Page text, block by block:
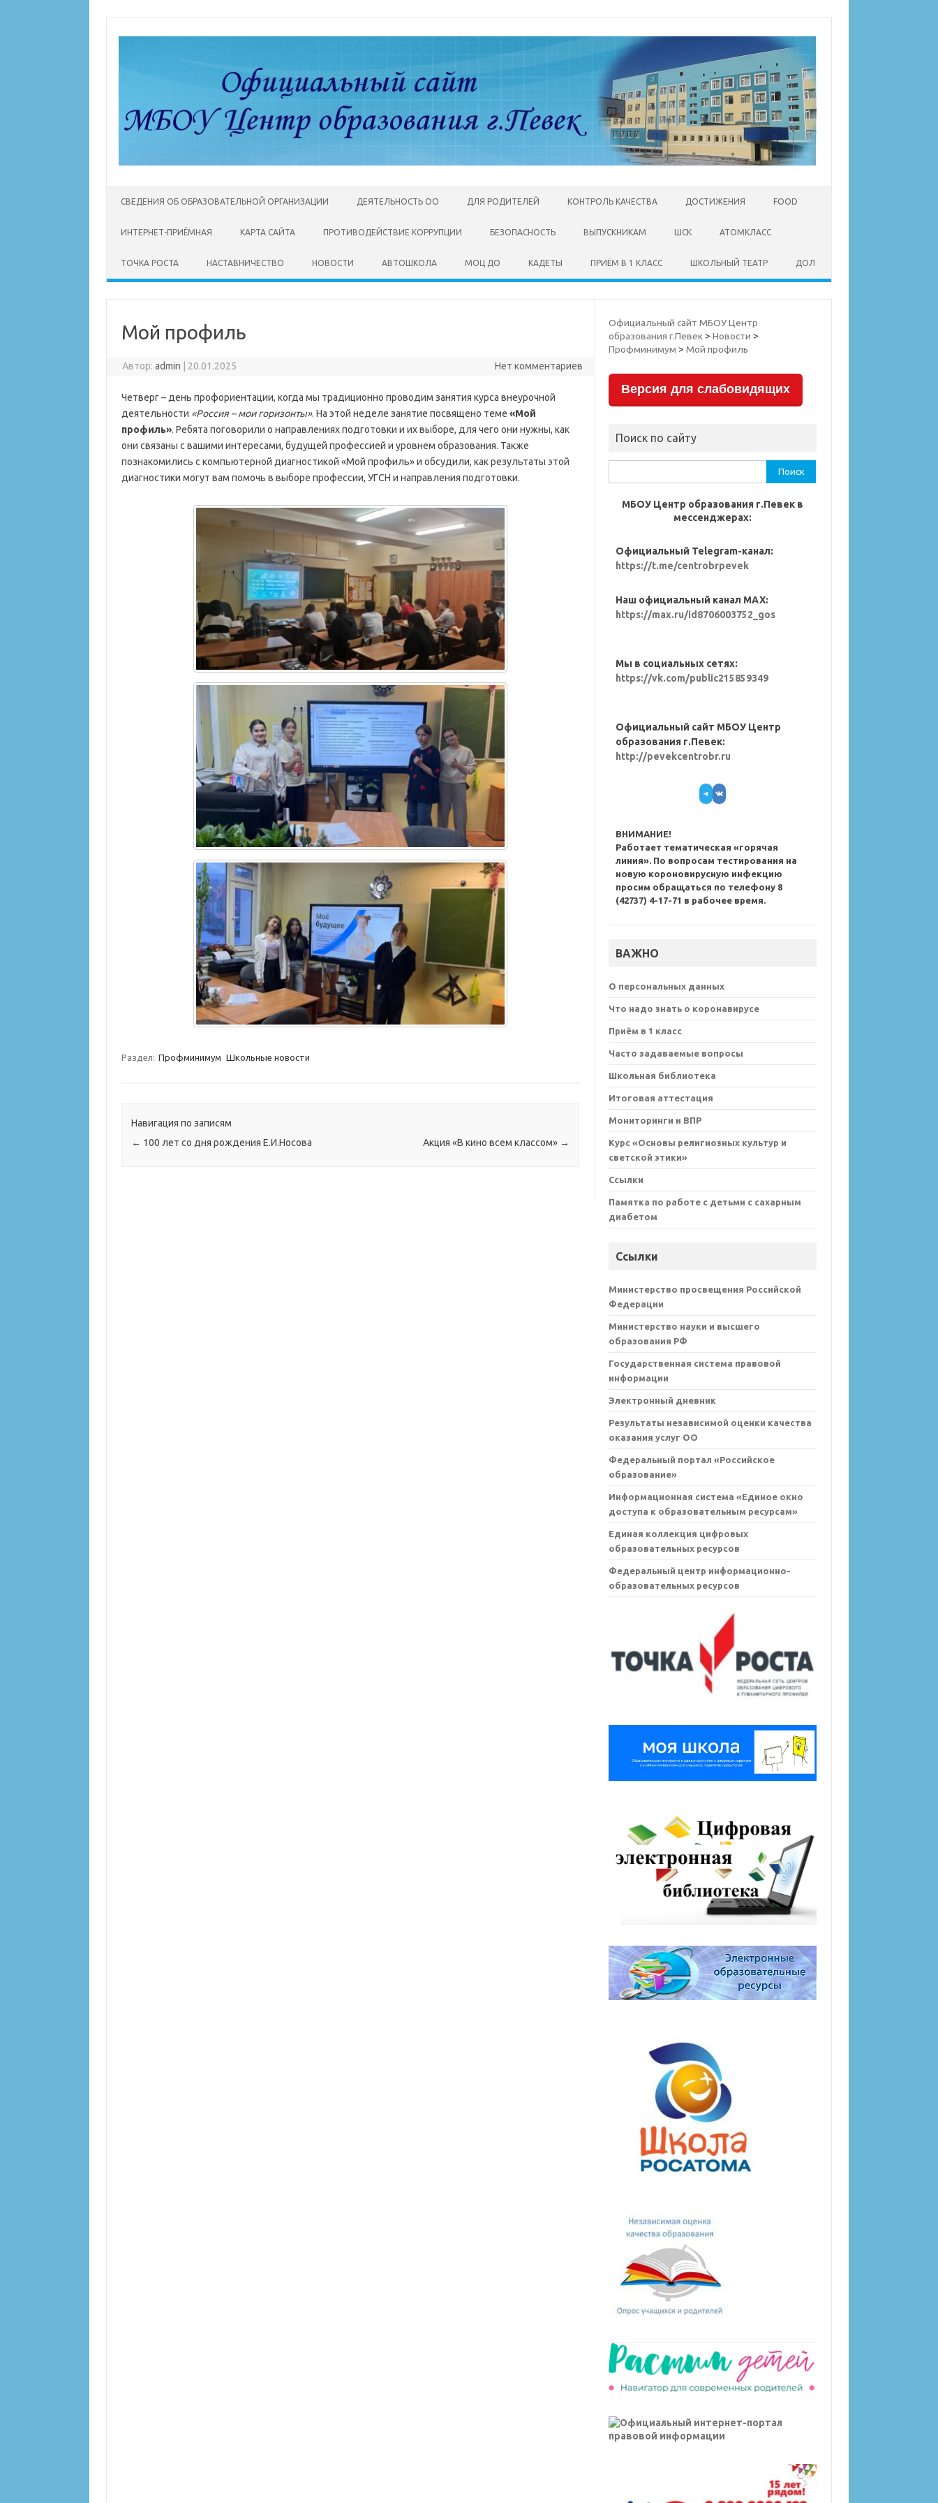
СВЕДЕНИЯ ОБ ОБРАЗОВАТЕЛЬНОЙ ОРГАНИЗАЦИИ ДЕЯТЕЛЬНОСТЬ ОО ДЛЯ РОДИТЕЛЕЙ КОНТРОЛЬ КАЧЕСТВА ДОСТИЖЕНИЯ FOOD
ИНТЕРНЕТ-ПРИЁМНАЯ КАРТА САЙТА ПРОТИВОДЕЙСТВИЕ КОРРУПЦИИ БЕЗОПАСНОСТЬ ВЫПУСКНИКАМ ШСК АТОМКЛАСС
ТОЧКА РОСТА НАСТАВНИЧЕСТВО НОВОСТИ АВТОШКОЛА МОЦ ДО КАДЕТЫ ПРИЁМ В 1 КЛАСС ШКОЛЬНЫЙ ТЕАТР ДОЛ
Мой профиль
Автор:admin 20.01.2025 Нет комментариев
Четверг – день профориентации, когда мы традиционно проводим занятия курса внеурочной
деятельности «Россия – мои горизонты». На этой неделе занятие посвящено теме «Мой
профиль». Ребята поговорили о направлениях подготовки и их выборе, для чего они нужны, как
они связаны с вашими интересами, будущей профессией и уровнем образования. Также
познакомились с компьютерной диагностикой «Мой профиль» и обсудили, как результаты этой
диагностики могут вам помочь в выборе профессии, УГСН и направления подготовки.
Раздел: Профминимум Школьные новости
Навигация по записям
← 100 лет со дня рождения Е.И.Носова Акция «В кино всем классом» →
Официальный сайт МБОУ Центр
образования г.Певек>Новости >
Профминимум >Мой профиль
Версия для слабовидящих
Поиск по сайту
МБОУ Центр образования г.Певек в
мессенджерах:
Официальный Telegram-канал:
https://t.me/centrobrpevek
Наш официальный канал MAX:
https://max.ru/id8706003752_gos
Мы в социальных сетях:
https://vk.com/public215859349
Официальный сайт МБОУ Центр
образования г.Певек:
http://pevekcentrobr.ru
Telegram
VK
ВНИМАНИЕ!
Работает тематическая «горячая
линия». По вопросам тестирования на
новую короновирусную инфекцию
просим обращаться по телефону 8
(42737) 4-17-71 в рабочее время.
ВАЖНО
О персональных данных
Что надо знать о коронавирусе
Приём в 1 класс
Часто задаваемые вопросы
Школьная библиотека
Итоговая аттестация
Мониторинги и ВПР
Курс «Основы религиозных культур и
светской этики»
Ссылки
Памятка по работе с детьми с сахарным
диабетом
Ссылки
Министерство просвещения Российской
Федерации
Министерство науки и высшего
образования РФ
Государственная система правовой
информации
Электронный дневник
Результаты независимой оценки качества
оказания услуг ОО
Федеральный портал «Российское
образование»
Информационная система «Единое окно
доступа к образовательным ресурсам»
Единая коллекция цифровых
образовательных ресурсов
Федеральный центр информационно-
образовательных ресурсов